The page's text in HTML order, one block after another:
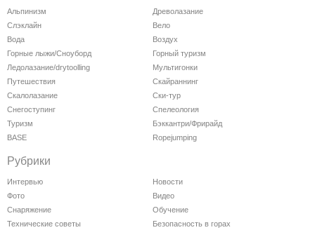
Альпинизм
Древолазание
Слэклайн
Вело
Вода
Воздух
Горные лыжи/Сноуборд
Горный туризм
Ледолазание/drytoolling
Мультигонки
Путешествия
Скайраннинг
Скалолазание
Ски-тур
Снегоступинг
Спелеология
Туризм
Бэккантри/Фрирайд
BASE
Ropejumping
Рубрики
Интервью
Новости
Фото
Видео
Снаряжение
Обучение
Технические советы
Безопасность в горах